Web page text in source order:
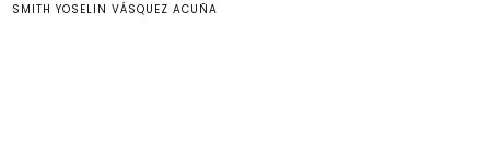
SMITH YOSELIN VÁSQUEZ ACUÑA